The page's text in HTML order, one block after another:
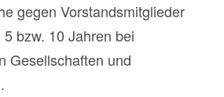
gegen Vorstandsmitglieder
bzw. 10 Jahren bei
Gesellschaften und